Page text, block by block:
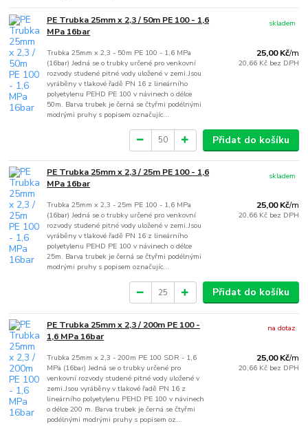
PE Trubka 25mm x 2,3 / 50m PE 100 - 1,6
MPa 16bar
Trubka 25mm x 2,3 - 50m PE 100 - 1,6 MPa
(16bar) Jedná se o trubky určené pro venkovní
rozvody studené pitné vody uložené v zemi.Jsou
vyráběny v tlakové řadě PN 16 z lineárního
polyetylenu PEHD PE 100 v návinech o délce
50m. Barva trubek je černá se čtyřmi podélnými
modrými pruhy s popisem označujíc...
25,00 Kč/m
20,66 Kč bez DPH
skladem
Přidat do košíku
PE Trubka 25mm x 2,3 / 25m PE 100 - 1,6
MPa 16bar
Trubka 25mm x 2,3 - 25m PE 100 - 1,6 MPa
(16bar) Jedná se o trubky určené pro venkovní
rozvody studené pitné vody uložené v zemi.Jsou
vyráběny v tlakové řadě PN 16 z lineárního
polyetylenu PEHD PE 100 v návinech o délce
25m. Barva trubek je černá se čtyřmi podélnými
modrými pruhy s popisem označujíc...
25,00 Kč/m
20,66 Kč bez DPH
skladem
Přidat do košíku
PE Trubka 25mm x 2,3 / 200m PE 100 -
1,6 MPa 16bar
Trubka 25mm x 2,3 - 200m PE 100 SDR - 1,6
MPa (16bar) Jedná se o trubky určené pro
venkovní rozvody studené pitné vody uložené v
zemi.Jsou vyráběny v tlakové řadě PN 16 z
lineárního polyetylenu PEHD PE 100 v návinech
o délce 200 m. Barva trubek je černá se čtyřmi
podélnými modrými pruhy s popisem oz...
25,00 Kč/m
20,66 Kč bez DPH
na dotaz